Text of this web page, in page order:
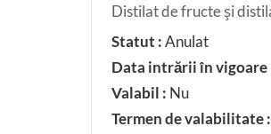
Distilat de fructe şi
Statut :Anulat
Data intrării în vigoare
Valabil : Nu
Termen de valabilitate :